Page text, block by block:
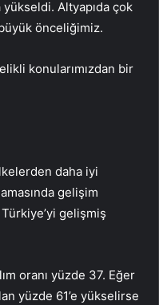
yükseldi. Altyapıda çok
önceliğimiz.
konularımızdan bir
daha iyi
gelişim
gelişmiş
oranı yüzde 37. Eğer
yüzde 61’e yükselirse